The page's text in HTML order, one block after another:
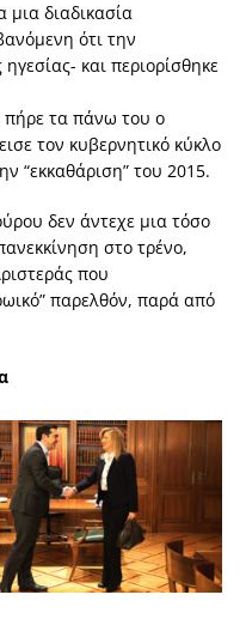
μια διαδικασία
ότι την
και περιορίσθηκε
πήρε τα πάνω του ο
τον κυβερνητικό κύκλο
“εκκαθάριση” του 2015.
δεν άντεχε μια τόσο
στο τρένο,
που
παρελθόν, παρά από